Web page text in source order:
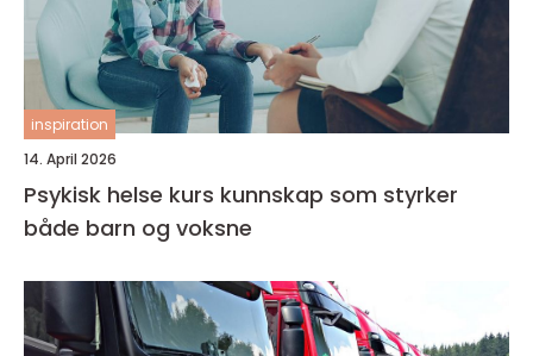
inspiration
14. April 2026
Psykisk helse kurs kunnskap som styrker
både barn og voksne